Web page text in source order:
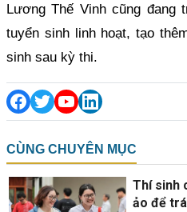
Lương Thế Vinh cũng đang
tuyển sinh linh hoạt, tạo
sinh sau kỳ thi.
CÙNG CHUYÊN MỤC
Thí sinh
ảo để